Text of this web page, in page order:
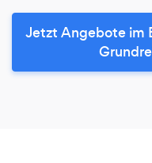
Jetzt Angebote im